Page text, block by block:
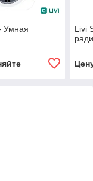
Умная
Livi